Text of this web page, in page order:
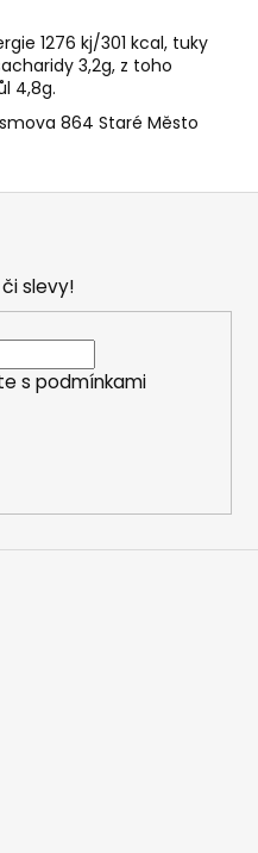
1276 kj/301 kcal, tuky
3,2g, z toho
4,8g.
864 Staré Město
slevy!
s podmínkami